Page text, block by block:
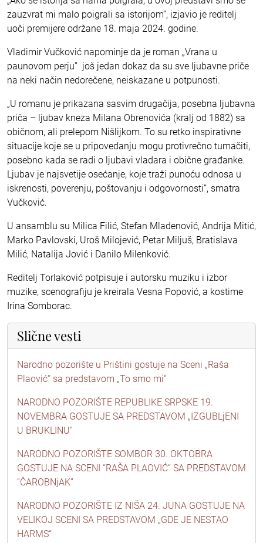
zauzvrat mi malo poigrali sa istorijom”, izjavio je reditelj
uoči premijere održane 18. maja 2024. godine.
Vladimir Vučković napominje da je roman „Vrana u
paunovom perju” još jedan dokaz da su sve ljubavne priče
na neki način nedorečene, neiskazane u potpunosti.
„U romanu je prikazana sasvim drugačija, posebna ljubavna
priča – ljubav kneza Milana Obrenovića (kralj od 1882) sa
običnom, ali prelepom Nišlijkom. To su retko inspirativne
situacije koje se u pripovedanju mogu protivrečno tumačiti,
posebno kada se radi o ljubavi vladara i obične građanke.
Ljubav je najsvetije osećanje, koje traži punoću odnosa u
iskrenosti, poverenju, poštovanju i odgovornosti”, smatra
Vučković.
U ansamblu su Milica Filić, Stefan Mladenović, Andrija Mitić,
Marko Pavlovski, Uroš Milojević, Petar Miljuš, Bratislava
Milić, Natalija Jović i Danilo Milenković.
Reditelj Torlaković potpisuje i autorsku muziku i izbor
muzike, scenografiju je kreirala Vesna Popović, a kostime
Irina Somborac.
Slične vesti
Narodno pozorište u Prištini gostuje na Sceni „Raša
Plaović“ sa predstavom „To smo mi“
NARODNO POZORIŠTE REPUBLIKE SRPSKE 19.
NOVEMBRA GOSTUJE SA PREDSTAVOM „IZGUBLjENI
U BRUKLINU“
NARODNO POZORIŠTE SOMBOR 30. OKTOBRA
GOSTUJE NA SCENI “RAŠA PLAOVIĆ” SA PREDSTAVOM
“ČAROBNjAK”
NARODNO POZORIŠTE IZ NIŠA 24. JUNA GOSTUJE NA
VELIKOJ SCENI SA PREDSTAVOM „GDE JE NESTAO
HARMS“